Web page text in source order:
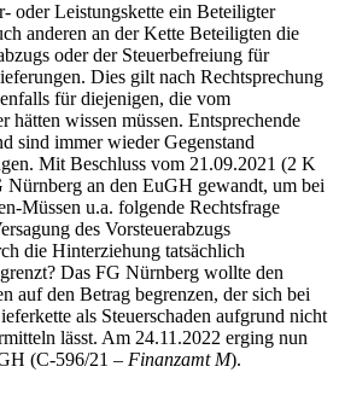
oder Leistungskette ein Beteiligter
anderen an der Kette Beteiligten die
oder der Steuerbefreiung für
Dies gilt nach Rechtsprechung
für diejenigen, die vom
hätten wissen müssen. Entsprechende
sind immer wieder Gegenstand
Mit Beschluss vom 21.09.2021 (2 K
Nürnberg an den EuGH gewandt, um bei
Müssen u.a. folgende Rechtsfrage
des Vorsteuerabzugs
die Hinterziehung tatsächlich
Das FG Nürnberg wollte den
auf den Betrag begrenzen, der sich bei
als Steuerschaden aufgrund nicht
lässt. Am 24.11.2022 erging nun
(C-596/21 – Finanzamt M).